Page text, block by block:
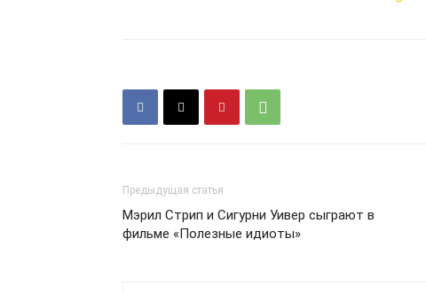
Предыдущая статья
Мэрил Стрип и Сигурни Уивер сыграют в
фильме «Полезные идиоты»